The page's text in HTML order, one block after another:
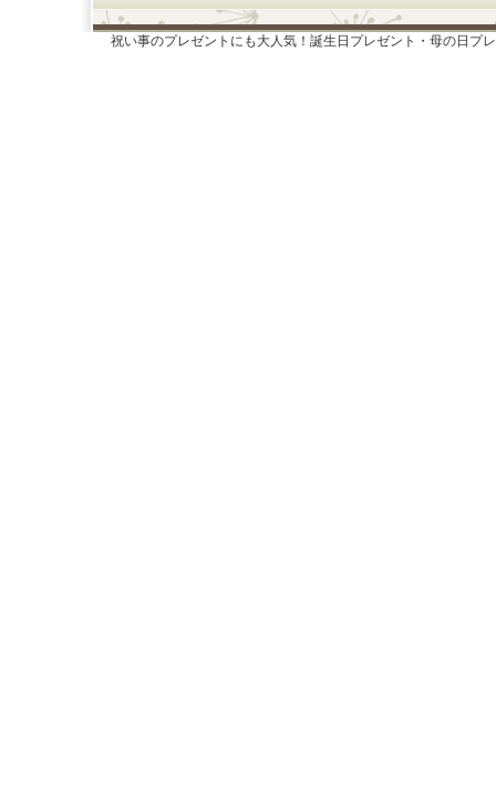
祝い事のプレゼントにも大人気！誕生日プレゼント・母の日プ